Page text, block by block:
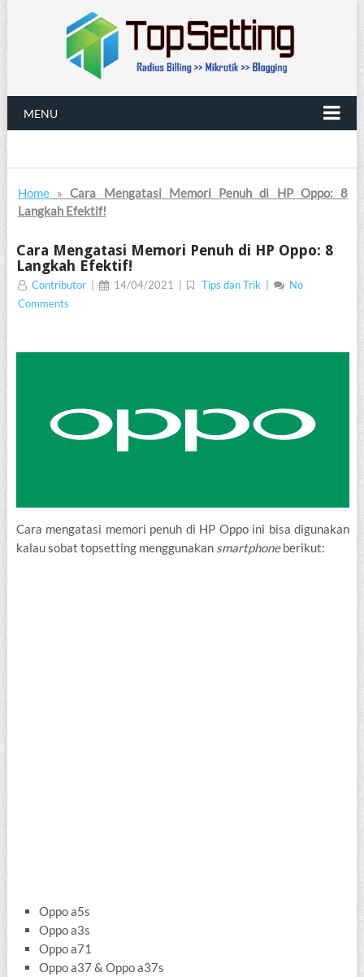
MENU
Home»Cara Mengatasi Memori Penuh di HP Oppo: 8
Langkah Efektif!
Cara Mengatasi Memori Penuh di HP Oppo: 8
Langkah Efektif!
Contributor 14/04/2021 Tips dan Trik
No
Comments
Cara mengatasi memori penuh di HP Oppo ini bisa digunakan
kalau sobat topsetting menggunakan smartphoneberikut:
Oppo a5s
Oppo a3s
Oppo a71
Oppo a37 & Oppo a37s